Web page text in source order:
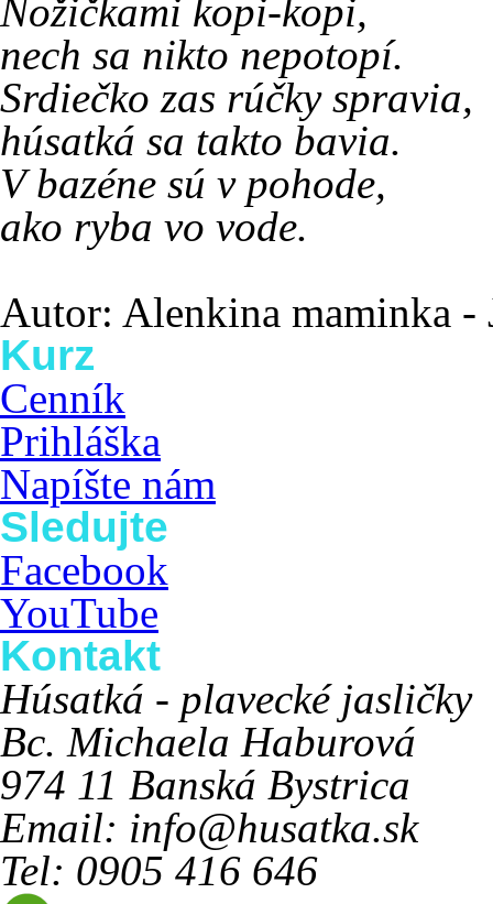
Nožičkami kopi-kopi,
nech sa nikto nepotopí.
Srdiečko zas rúčky spravia,
húsatká sa takto bavia.
V bazéne sú v pohode,
ako ryba vo vode.
Autor: Alenkina maminka -
Kurz
Cenník
Prihláška
Napíšte nám
Sledujte
Facebook
YouTube
Kontakt
Húsatká - plavecké jasličky
Bc. Michaela Haburová
974 11 Banská Bystrica
Email: info@husatka.sk
Tel: 0905 416 646